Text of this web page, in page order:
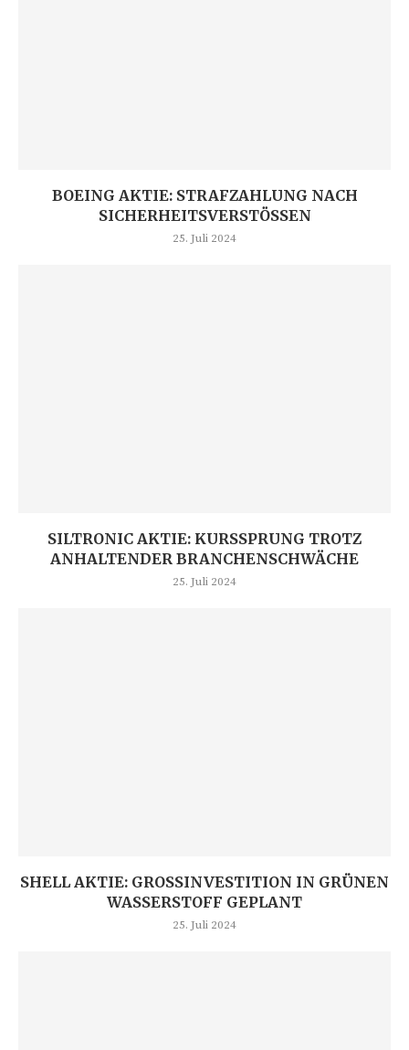
BOEING AKTIE: STRAFZAHLUNG NACH
SICHERHEITSVERSTÖSSEN
25. Juli 2024
SILTRONIC AKTIE: KURSSPRUNG TROTZ
ANHALTENDER BRANCHENSCHWÄCHE
25. Juli 2024
SHELL AKTIE: GROSSINVESTITION IN GRÜNEN W
ASSERSTOFF GEPLANT
25. Juli 2024